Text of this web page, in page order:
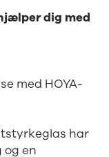
dig med
med HOYA-
har
en